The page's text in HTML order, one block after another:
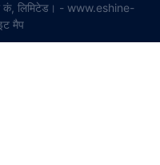
कं, लिमिटेड। - www.eshine-
मैप